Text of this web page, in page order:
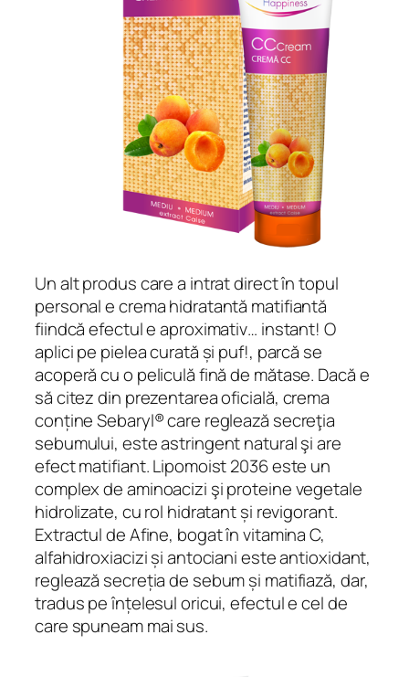
Un alt produs care a intrat direct în topul
personal e crema hidratantă matifiantă
fiindcă efectul e aproximativ… instant! O
aplici pe pielea curată și puf!, parcă se
acoperă cu o peliculă fină de mătase. Dacă e
să citez din prezentarea oficială, crema
conține Sebaryl® care reglează secreţia
sebumului, este astringent natural şi are
efect matifiant. Lipomoist 2036 este un
complex de aminoacizi şi proteine vegetale
hidrolizate, cu rol hidratant și revigorant.
Extractul de Afine, bogat în vitamina C,
alfahidroxiacizi și antociani este antioxidant,
reglează secreția de sebum și matifiază, dar,
tradus pe înțelesul oricui, efectul e cel de
care spuneam mai sus.